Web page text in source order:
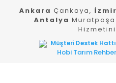
Ankara Çankaya, İzmir
Antalya Muratpaşa
Müşteri Destek Hattı
Hobi Tarım